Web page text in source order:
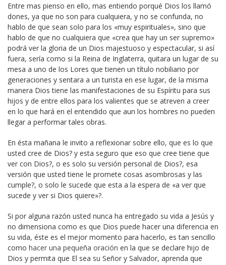
Entre mas pienso en ello, mas entiendo porqué Dios los llamó
dones, ya que no son para cualquiera, y no se confunda, no
hablo de que sean solo para los «muy espirituales», sino que
hablo de que no cualquiera que «crea que hay un ser supremo»
podrá ver la gloria de un Dios majestuoso y espectacular, si así
fuera, sería como si la Reina de Inglaterra, quitara un lugar de su
mesa a uno de los Lores que tienen un título nobiliario por
generaciones y sentara a un turista en ese lugar, de la misma
manera Dios tiene las manifestaciones de su Espíritu para sus
hijos y de entre ellos para los valientes que se atreven a creer
en lo que hará en el entendido que aun los hombres no pueden
llegar a performar tales obras.
En ésta mañana le invito a reflexionar sobre ello, que es lo que
usted cree de Dios? y esta seguro que eso que cree tiene que
ver con Dios?, o es solo su versión personal de Dios?, esa
versión que usted tiene le promete cosas asombrosas y las
cumple?, o solo le sucede que esta a la espera de «a ver que
sucede y ver si Dios quiere»?.
Si por alguna razón usted nunca ha entregado su vida a Jesús y
no dimensiona como es que Dios puede hacer una diferencia en
su vida, éste es el mejor momento para hacerlo, es tan sencillo
como hacer una pequeña oración en la que se declare hijo de
Dios y permita que El sea su Señor y Salvador, aprenda que